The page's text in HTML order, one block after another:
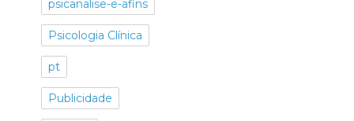
psicanalise-e-afins
Psicologia Clínica
pt
Publicidade